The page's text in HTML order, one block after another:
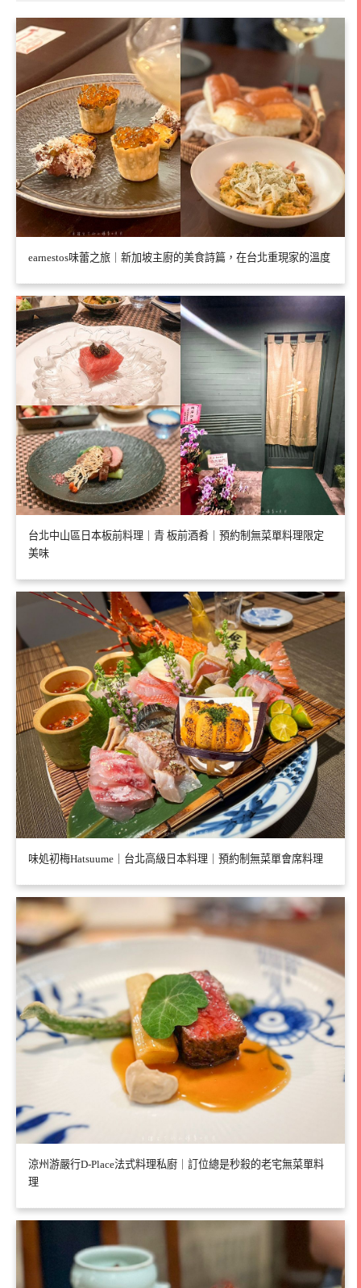
earnestos味蕾之旅｜新加坡主廚的美食詩篇，在台北重現家的溫度
台北中山區日本板前料理｜青 板前酒肴｜預約制無菜單料理限定
美味
味処初梅Hatsuume｜台北高級日本料理｜預約制無菜單會席料理
涼州游嚴行D-Place法式料理私廚｜訂位總是秒殺的老宅無菜單料
理